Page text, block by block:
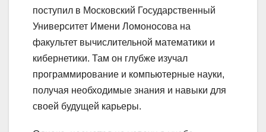
поступил в Московский Государственный
Университет Имени Ломоносова на
факультет вычислительной математики и
кибернетики. Там он глубже изучал
программирование и компьютерные науки,
получая необходимые знания и навыки для
своей будущей карьеры.